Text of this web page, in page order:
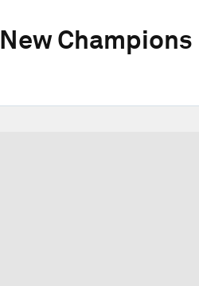
Champions